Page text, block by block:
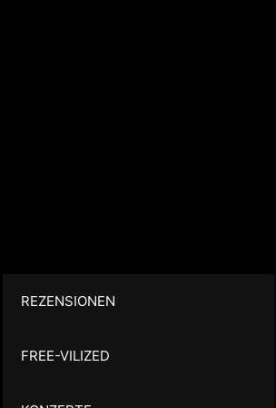
REZENSIONEN
FREE-VILIZED